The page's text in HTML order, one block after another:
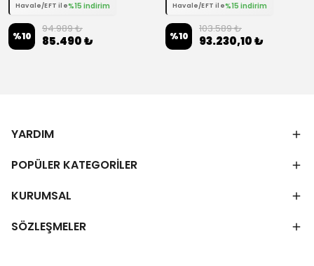
Havale/EFT ile%15 indirim
%10
94.989 ₺
85.490 ₺
Havale/EFT ile%15 indirim
%10
103.589 ₺
93.230,10 ₺
YARDIM
POPÜLER KATEGORİLER
KURUMSAL
SÖZLEŞMELER